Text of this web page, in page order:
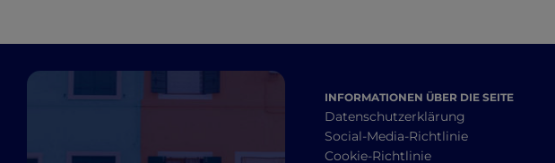
INFORMATIONEN ÜBER DIE SEITE
Datenschutzerklärung
Social-Media-Richtlinie
Cookie-Richtlinie